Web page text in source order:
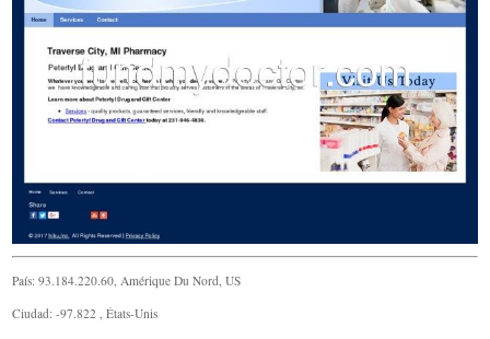
País: 93.184.220.60, Amérique Du Nord, US
Ciudad: -97.822 , États-Unis